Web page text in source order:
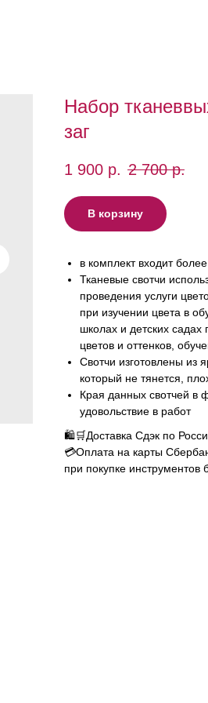
Набор
заг
1 900 р. 2 700 р.
В корзину
в комплект входит
Тканевые свотчи
проведения услуги
при изучении цвета в
школах и детских садах
цветов и оттенков,
Свотчи изготовлены из
который не тянется,
Края данных свотчей в
удовольствие в работ
🛍️🛒Доставка Сдэк по
💳Оплата на карты
при покупке